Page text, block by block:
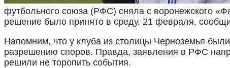
футбольного союза (РФС) сняла с воронежского
решение было принято в среду, 21 февраля,
Напомним, что у клуба из столицы Черноземья
разрешению споров. Правда, заявления в РФС
решили не торопить события.